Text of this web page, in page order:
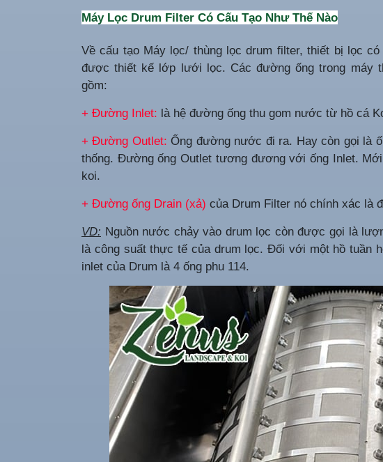
Máy Lọc Drum Filter Có Cấu Tạo Như Thế Nào
Về cấu tạo Máy lọc/ thùng lọc drum filter, thiết bị lọc
được thiết kế lớp lưới lọc. Các đường ống trong máy
gồm:
+ Đường Inlet: là hệ đường ống thu gom nước từ hồ cá
+ Đường Outlet: Ống đường nước đi ra. Hay còn gọi là
thống. Đường ống Outlet tương đương với ống Inlet.
koi.
+ Đường ống Drain (xả) của Drum Filter nó chính xác là
VD: Nguồn nước chảy vào drum lọc còn được gọi là
là công suất thực tế của drum lọc. Đối với một hồ tuần
inlet của Drum là 4 ống phu 114.